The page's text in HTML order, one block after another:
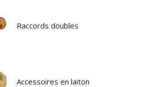
Raccords doubles
Accessoires en laiton